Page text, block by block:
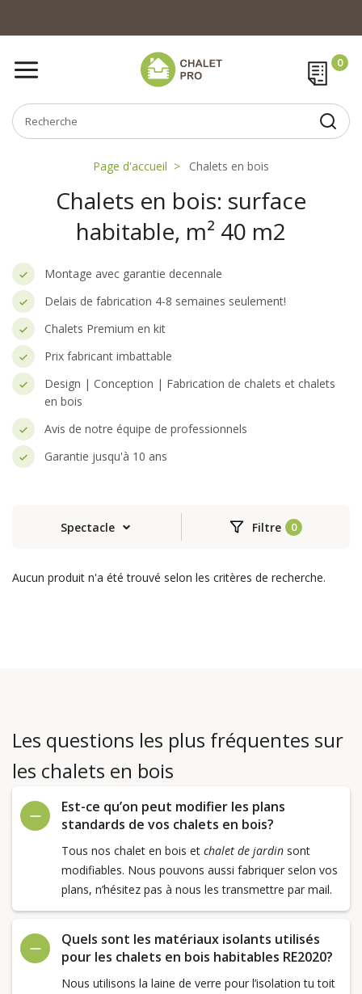
Page d'accueil Chalets en bois
Chalets en bois: surface
habitable, m² 40 m2
Montage avec garantie decennale
Delais de fabrication 4-8 semaines seulement!
Chalets Premium en kit
Prix fabricant imbattable
Design | Conception | Fabrication de chalets et chalets
en bois
Avis de notre équipe de professionnels
Garantie jusqu'à 10 ans
Spectacle Filtre
Aucun produit n'a été trouvé selon les critères de recherche.
Les questions les plus fréquentes sur
les chalets en bois
Est-ce qu’on peut modifier les plans
standards de vos chalets en bois?
Tous nos chalet en bois et chalet de jardinsont
modifiables. Nous pouvons aussi fabriquer selon vos
plans, n’hésitez pas à nous les transmettre par mail.
Quels sont les matériaux isolants utilisés
pour les chalets en bois habitables RE2020?
Nous utilisons la laine de verre pour l’isolation tu toit